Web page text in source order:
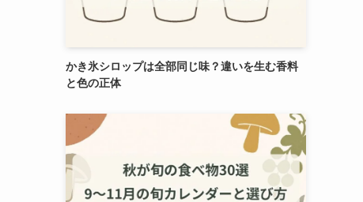
かき氷シロップは全部同じ味？違いを生む香料
と色の正体